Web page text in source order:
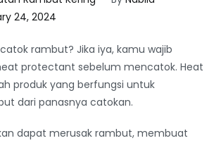
24, 2024
rambut? Jika iya, kamu wajib
protectant sebelum mencatok. Heat
produk yang berfungsi untuk
dari panasnya catokan.
dapat merusak rambut, membuat